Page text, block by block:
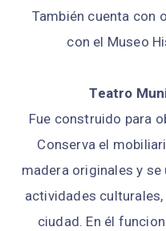
También cuenta con
con el Museo
Teatro
Fue construido para
Conserva el
madera originales y
actividades
ciudad. En él